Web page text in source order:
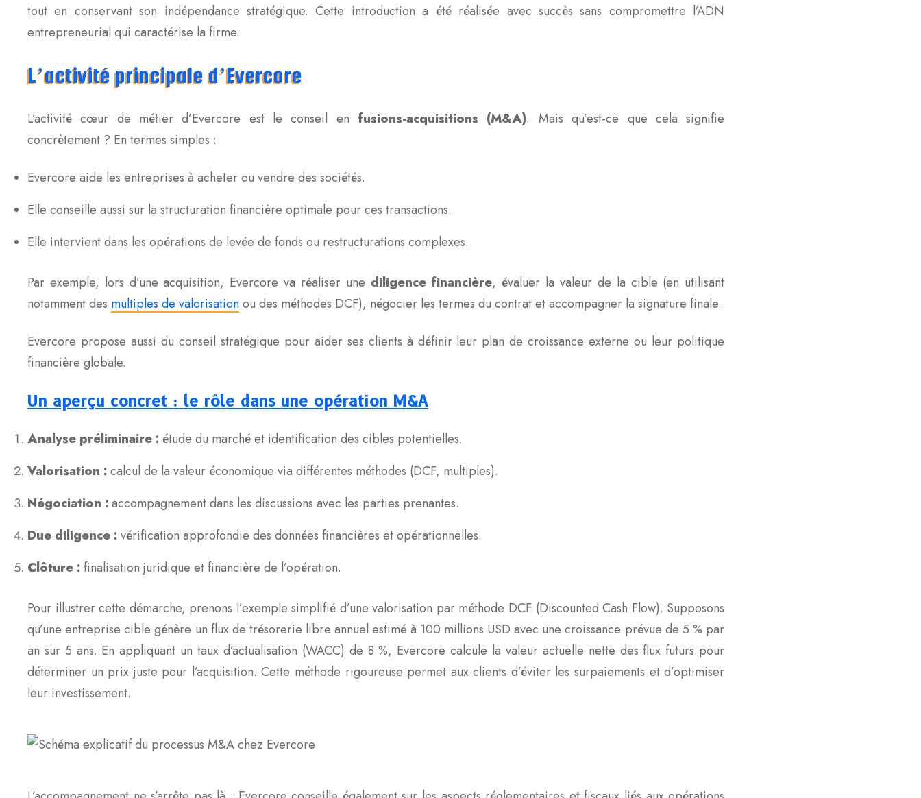
tout en conservant son indépendance stratégique. Cette introduction a été réalisée avec succès sans compromettre l’ADN
entrepreneurial qui caractérise la firme.
L’activité principale d’Evercore
L’activité cœur de métier d’Evercore est le conseil en fusions-acquisitions (M&A). Mais qu’est-ce que cela signifie
concrètement ? En termes simples :
Evercore aide les entreprises à acheter ou vendre des sociétés.
Elle conseille aussi sur la structuration financière optimale pour ces transactions.
Elle intervient dans les opérations de levée de fonds ou restructurations complexes.
Par exemple, lors d’une acquisition, Evercore va réaliser une diligence financière, évaluer la valeur de la cible (en utilisant
notamment des multiples de valorisationou des méthodes DCF), négocier les termes du contrat et accompagner la signature finale.
Evercore propose aussi du conseil stratégique pour aider ses clients à définir leur plan de croissance externe ou leur politique
financière globale.
Un aperçu concret : le rôle dans une opération M&A
Analyse préliminaire :étude du marché et identification des cibles potentielles.
Valorisation :calcul de la valeur économique via différentes méthodes (DCF, multiples).
Négociation :accompagnement dans les discussions avec les parties prenantes.
Due diligence :vérification approfondie des données financières et opérationnelles.
Clôture : finalisation juridique et financière de l’opération.
Pour illustrer cette démarche, prenons l’exemple simplifié d’une valorisation par méthode DCF (Discounted Cash Flow). Supposons
qu’une entreprise cible génère un flux de trésorerie libre annuel estimé à 100 millions USD avec une croissance prévue de 5 % par
an sur 5 ans. En appliquant un taux d’actualisation (WACC) de 8 %, Evercore calcule la valeur actuelle nette des flux futurs pour
déterminer un prix juste pour l’acquisition. Cette méthode rigoureuse permet aux clients d’éviter les surpaiements et d’optimiser
leur investissement.